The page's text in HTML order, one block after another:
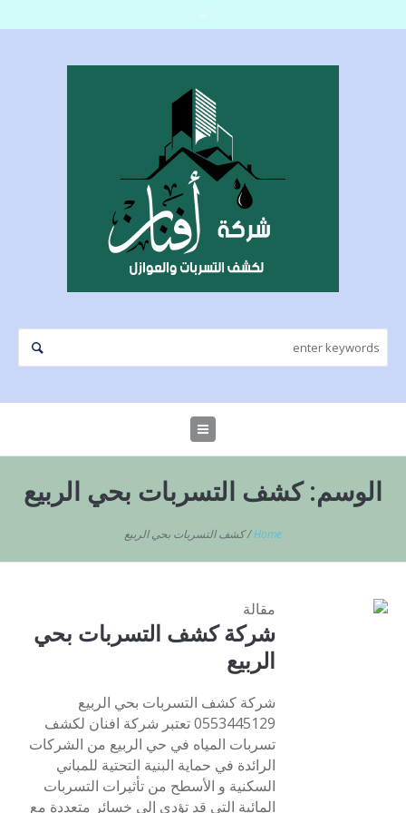
الوسم:كشف التسربات بحي الربيع
Home
/كشف التسربات بحي الربيع
مقالة
شركة كشف التسربات بحي
الربيع
شركة كشف التسربات بحي الربيع
0553445129 تعتبر شركة افنان لكشف
تسربات المياه في حي الربيع من الشركات
الرائدة في حماية البنية التحتية للمباني
السكنية و الأسطح من تأثيرات التسربات
المائية التي قد تؤدي إلى خسائر متعددة مع